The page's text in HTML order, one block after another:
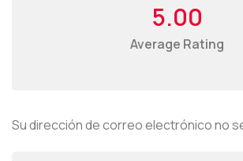
5.00
Average Rating
Su dirección de correo electrónico no